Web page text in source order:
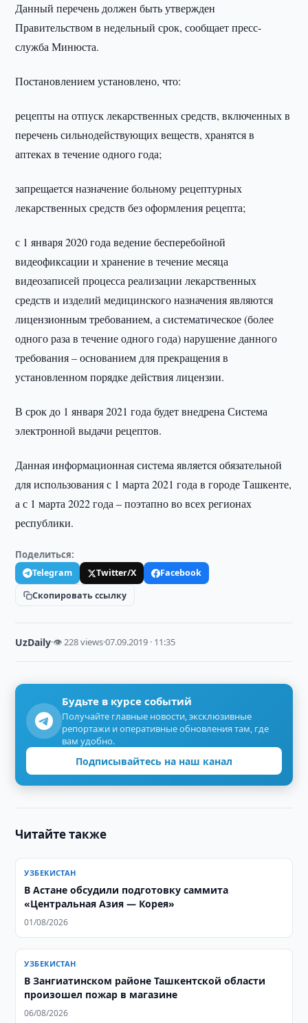
Данный перечень должен быть утвержден
Правительством в недельный срок, сообщает пресс-
служба Минюста.
Постановлением установлено, что:
рецепты на отпуск лекарственных средств, включенных в
перечень сильнодействующих веществ, хранятся в
аптеках в течение одного года;
запрещается назначение больному рецептурных
лекарственных средств без оформления рецепта;
с 1 января 2020 года ведение бесперебойной
видеофиксации и хранение в течение месяца
видеозаписей процесса реализации лекарственных
средств и изделий медицинского назначения являются
лицензионным требованием, а систематическое (более
одного раза в течение одного года) нарушение данного
требования – основанием для прекращения в
установленном порядке действия лицензии.
В срок до 1 января 2021 года будет внедрена Система
электронной выдачи рецептов.
Данная информационная система является обязательной
для использования с 1 марта 2021 года в городе Ташкенте,
а с 1 марта 2022 года – поэтапно во всех регионах
республики.
Поделиться:
Telegram Twitter/X
Facebook
Скопировать ссылку
UzDaily·👁 228 views·07.09.2019 · 11:35
Будьте в курсе событий
Получайте главные новости, эксклюзивные
репортажи и оперативные обновления там, где
вам удобно.
Подписывайтесь на наш канал
Читайте также
УЗБЕКИСТАН
В Астане обсудили подготовку саммита
«Центральная Азия — Корея»
01/08/2026
УЗБЕКИСТАН
В Зангиатинском районе Ташкентской области
произошел пожар в магазине
06/08/2026